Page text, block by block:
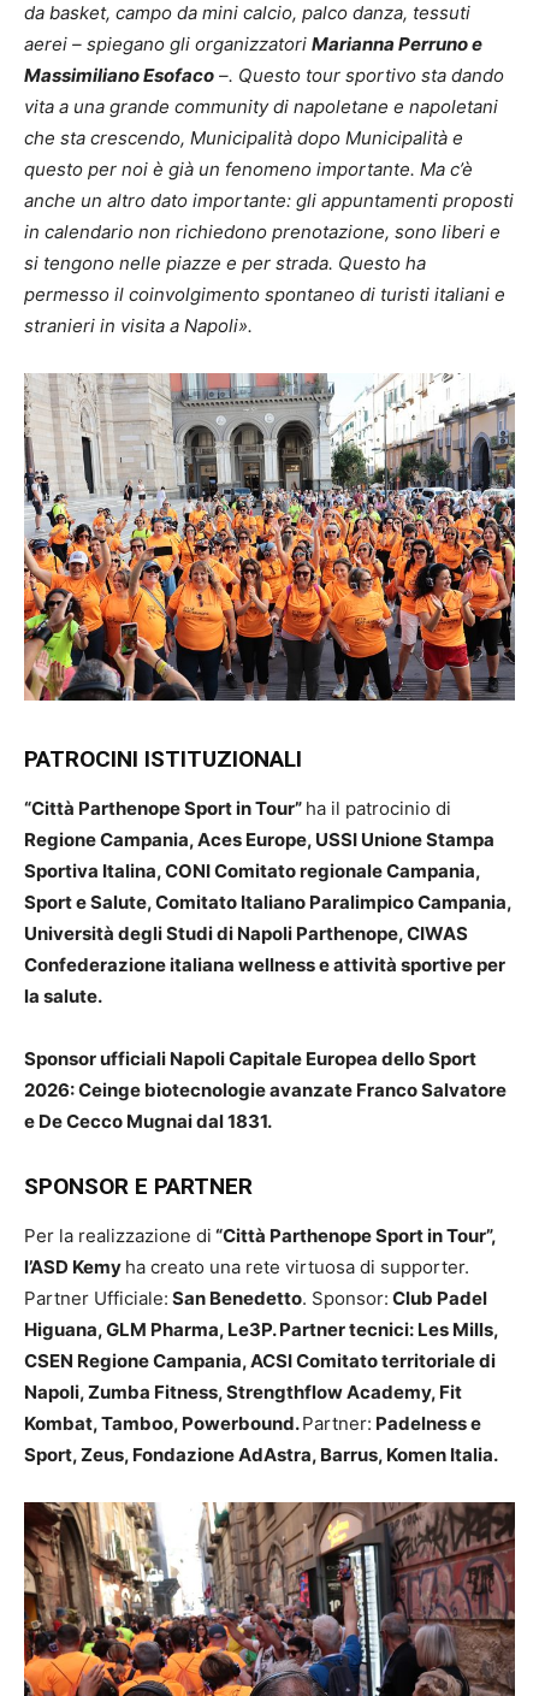
da basket, campo da mini calcio, palco danza, tessuti
aerei – spiegano gli organizzatori Marianna Perruno e
Massimiliano Esofaco –. Questo tour sportivo sta dando
vita a una grande community di napoletane e napoletani
che sta crescendo, Municipalità dopo Municipalità e
questo per noi è già un fenomeno importante. Ma c’è
anche un altro dato importante: gli appuntamenti proposti
in calendario non richiedono prenotazione, sono liberi e
si tengono nelle piazze e per strada. Questo ha
permesso il coinvolgimento spontaneo di turisti italiani e
stranieri in visita a Napoli».
PATROCINI ISTITUZIONALI
“Città Parthenope Sport in Tour” ha il patrocinio di
Regione Campania, Aces Europe, USSI Unione Stampa
Sportiva Italina, CONI Comitato regionale Campania,
Sport e Salute, Comitato Italiano Paralimpico Campania,
Università degli Studi di Napoli Parthenope, CIWAS
Confederazione italiana wellness e attività sportive per
la salute.
Sponsor ufficiali Napoli Capitale Europea dello Sport
2026: Ceinge biotecnologie avanzate Franco Salvatore
e De Cecco Mugnai dal 1831.
SPONSOR E PARTNER
Per la realizzazione di “Città Parthenope Sport in Tour”,
l’ASD Kemy ha creato una rete virtuosa di supporter.
Partner Ufficiale: San Benedetto. Sponsor: Club Padel
Higuana, GLM Pharma, Le3P. Partner tecnici: Les Mills,
CSEN Regione Campania, ACSI Comitato territoriale di
Napoli, Zumba Fitness, Strengthflow Academy, Fit
Kombat, Tamboo, Powerbound.Partner: Padelness e
Sport, Zeus, Fondazione AdAstra, Barrus, Komen Italia.